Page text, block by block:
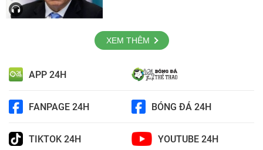
XEM THÊM
APP 24H
FANPAGE 24H BÓNG ĐÁ 24H
TIKTOK 24H YOUTUBE 24H